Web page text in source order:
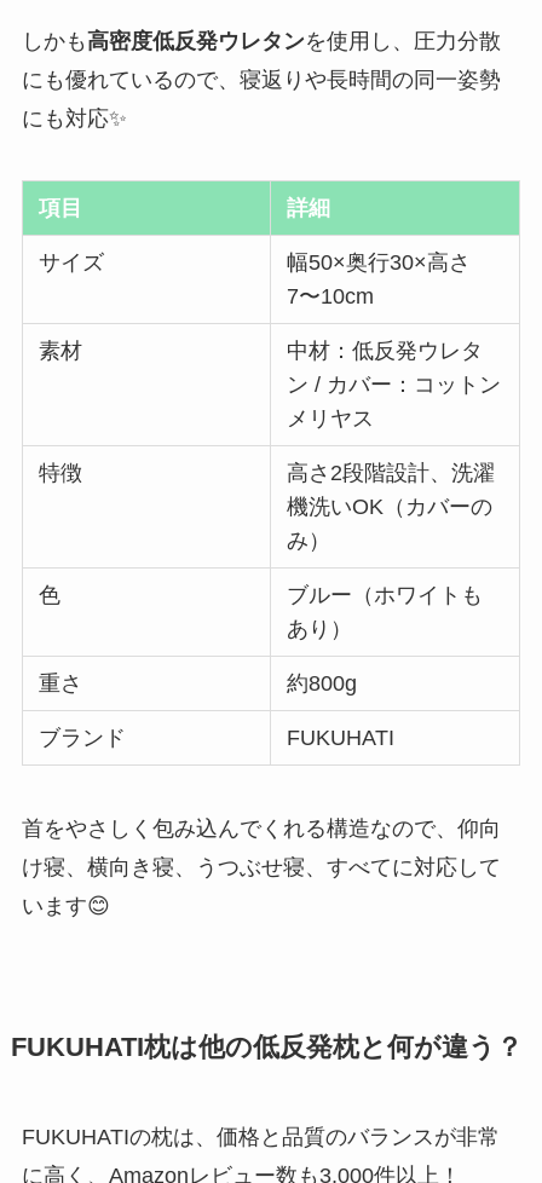
しかも高密度低反発ウレタンを使用し、圧力分散
にも優れているので、寝返りや長時間の同一姿勢
にも対応✨
項目 詳細
サイズ
幅50×奥行30×高さ
7〜10cm
素材
中材：低反発ウレタ
ン / カバー：コットン
メリヤス
特徴
高さ2段階設計、洗濯
機洗いOK（カバーの
み）
色
ブルー（ホワイトも
あり）
重さ 約800g
ブランド FUKUHATI
首をやさしく包み込んでくれる構造なので、仰向
け寝、横向き寝、うつぶせ寝、すべてに対応して
います😊
FUKUHATI枕は他の低反発枕と何が違う？
FUKUHATIの枕は、価格と品質のバランスが非常
に高く、Amazonレビュー数も3,000件以上！